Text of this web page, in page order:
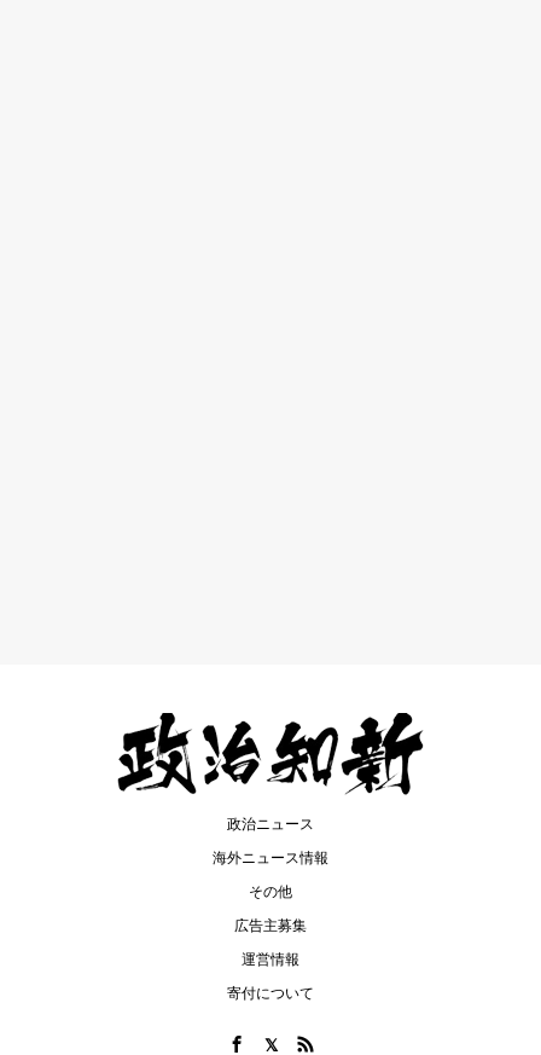
政治ニュース
海外ニュース情報
その他
広告主募集
運営情報
寄付について